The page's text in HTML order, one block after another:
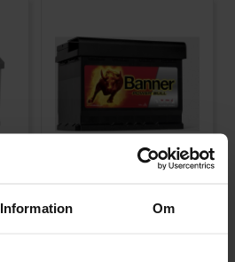
Information Om
BANNER